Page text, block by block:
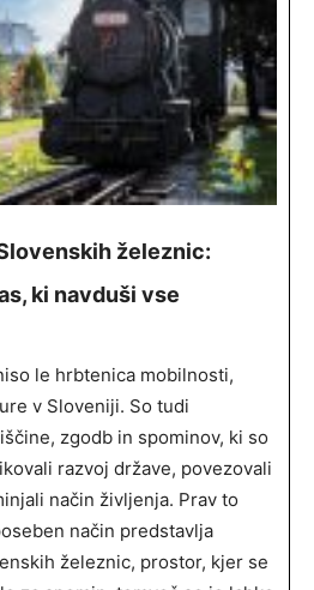
železnic:
ki navduši vse
le hrbtenica mobilnosti,
v Sloveniji. So tudi
zgodb in spominov, ki so
razvoj države, povezovali
način življenja. Prav to
način predstavlja
železnic, prostor, kjer se